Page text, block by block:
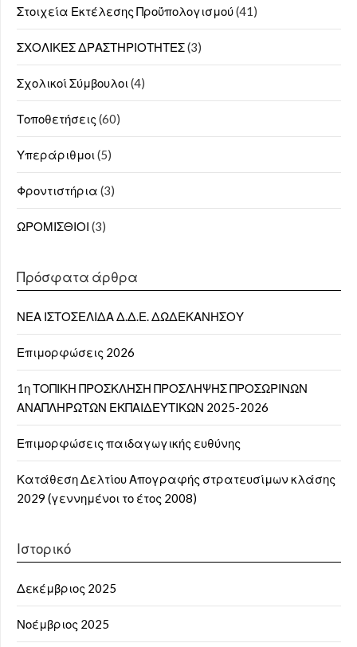
Στοιχεία Εκτέλεσης Προΰπολογισμού(41)
ΣΧΟΛΙΚΕΣ ΔΡΑΣΤΗΡΙΟΤΗΤΕΣ(3)
Σχολικοί Σύμβουλοι (4)
Τοποθετήσεις (60)
Υπεράριθμοι (5)
Φροντιστήρια (3)
ΩΡΟΜΙΣΘΙΟΙ (3)
Πρόσφατα άρθρα
ΝΕΑ ΙΣΤΟΣΕΛΙΔΑ Δ.Δ.Ε. ΔΩΔΕΚΑΝΗΣΟΥ
Επιμορφώσεις 2026
1η ΤΟΠΙΚΗ ΠΡΟΣΚΛΗΣΗ ΠΡΟΣΛΗΨΗΣ ΠΡΟΣΩΡΙΝΩΝ
ΑΝΑΠΛΗΡΩΤΩΝ ΕΚΠΑΙΔΕΥΤΙΚΩΝ 2025-2026
Επιμορφώσεις παιδαγωγικής ευθύνης
Κατάθεση Δελτίου Απογραφής στρατευσίμων κλάσης
2029 (γεννημένοι το έτος 2008)
Ιστορικό
Δεκέμβριος 2025
Νοέμβριος 2025